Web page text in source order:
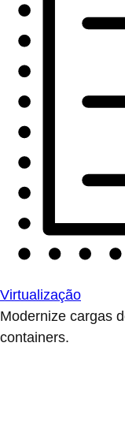
Virtualização
Modernize cargas
containers.